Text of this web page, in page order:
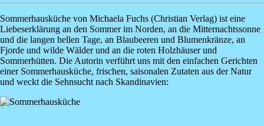
Sommerhausküche von Michaela Fuchs (Christian Verlag) ist eine
Liebeserklärung an den Sommer im Norden, an die Mitternachtssonne
und die langen hellen Tage, an Blaubeeren und Blumenkränze, an
Fjorde und wilde Wälder und an die roten Holzhäuser und
Sommerhütten. Die Autorin verführt uns mit den einfachen Gerichten
einer Sommerhausküche, frischen, saisonalen Zutaten aus der Natur
und weckt die Sehnsucht nach Skandinavien:
Image